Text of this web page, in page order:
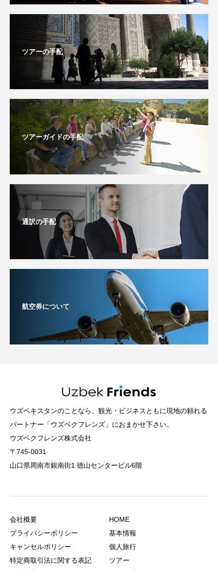
ツアーの手配
ツアーガイドの手配
通訳の手配
航空券について
ウズベキスタンのことなら、観光・ビジネスともに現地の頼れる
パートナー「ウズベクフレンズ」におまかせ下さい。
ウズベクフレンズ株式会社
〒745-0031
山口県周南市銀南街1 徳山センタービル6階
会社概要
プライバシーポリシー
キャンセルポリシー
特定商取引法に関する表記
HOME
基本情報
個人旅行
ツアー